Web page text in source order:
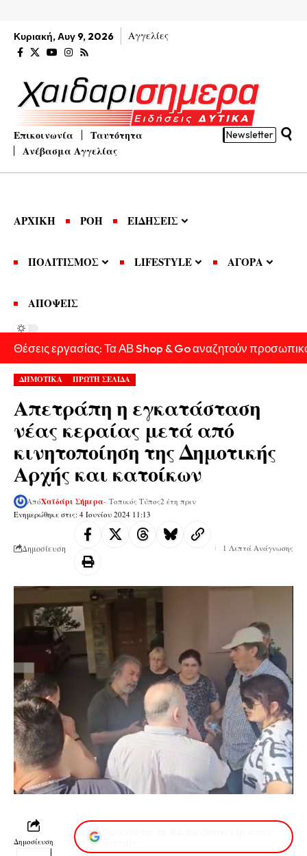
Κυριακή, Αυγ 9, 2026 Αγγελίες
Επικοινωνία
Ταυτότητα
Ανέβασμα Αγγελίας
Newsletter
ΑΡΧΙΚΗ ΡΟΗ ΕΙΔΗΣΕΙΣ
ΠΟΛΙΤΙΣΜΟΣ LIFESTYLE ΑΓΟΡΑ
ΑΠΟΨΕΙΣ
Θέσεις εργασίας: Τα ΑΒ Shop & Go αναζητούν
ΔΗΜΟΤΙΚΑ ΠΡΩΤΗ ΣΕΛΙΔΑ
Απετράπη η εγκατάσταση
νέας κεραίας μετά από
κινητοποίηση της Δημοτικής
Αρχής και κατοίκων
Ενημερώθηκε στις: 4 Ιουνίου 2024 11:13
ΑπόΧαϊδάρι Σήμερα- Τοπικός Τύπος2 έτη πριν
Δημοσίευση 1 Λεπτά Ανάγνωσης
Δημοσίευση